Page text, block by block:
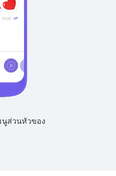
นูส่วนหัวของ